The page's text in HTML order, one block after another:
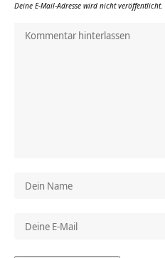
Deine E-Mail-Adresse wird nicht veröffentlicht.